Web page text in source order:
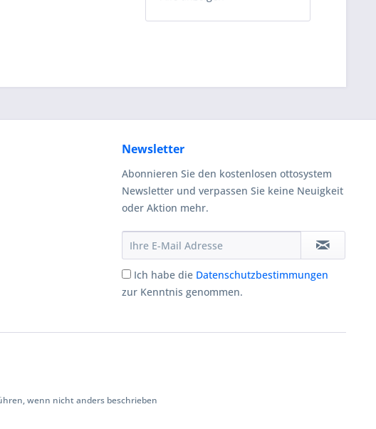
Newsletter
Abonnieren Sie den kostenlosen ottosystem
Newsletter und verpassen Sie keine Neuigkeit
oder Aktion mehr.
Ich habe die Datenschutzbestimmungen
zur Kenntnis genommen.
wenn nicht anders beschrieben